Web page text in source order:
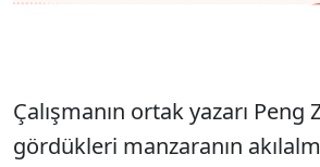
Çalışmanın ortak yazarı Peng
gördükleri manzaranın